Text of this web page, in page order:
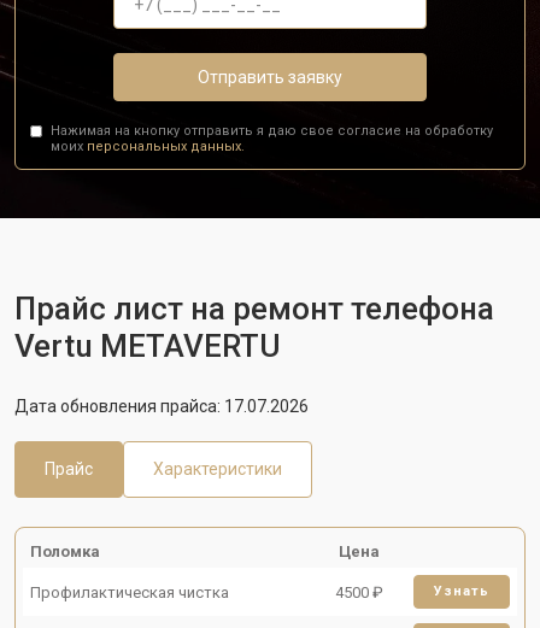
Отправить заявку
Нажимая на кнопку отправить я даю свое согласие на обработку
моих персональных данных.
Прайс лист на ремонт телефона
Vertu METAVERTU
Дата обновления прайса: 17.07.2026
Прайс Характеристики
Поломка Цена
Профилактическая чистка 4500 ₽ Узнать